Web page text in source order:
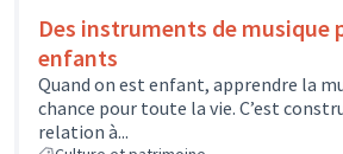
Des instruments de musique
enfants
Quand on est enfant, apprendre la
chance pour toute la vie. C’est
relation à...